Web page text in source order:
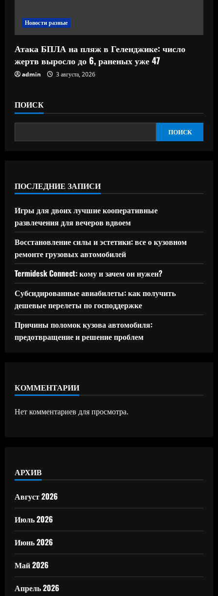
Новости разные
Атака БПЛА на пляж в Геленджике: число
жертв выросло до 6, раненых уже 47
admin 3 августа, 2026
ПОИСК
ПОИСК
ПОСЛЕДНИЕ ЗАПИСИ
Игры для двоих лучшие кооперативные
развлечения для вечеров вдвоем
Восстановление силы и эстетики: все о кузовном
ремонте грузовых автомобилей
Termidesk Connect: кому и зачем он нужен?
Субсидированные авиабилеты: как получить
дешевые перелеты по господдержке
Причины поломок кузова автомобиля:
предотвращение и решение проблем
КОММЕНТАРИИ
Нет комментариев для просмотра.
АРХИВ
Август 2026
Июль 2026
Июнь 2026
Май 2026
Апрель 2026